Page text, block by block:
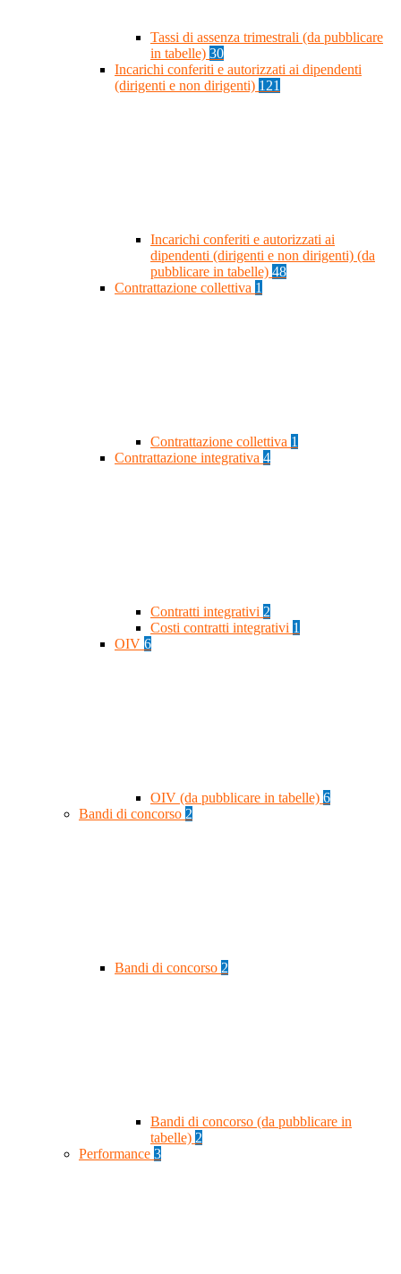
Tassi di assenza trimestrali (da pubblicare
in tabelle) 30
Incarichi conferiti e autorizzati ai dipendenti
(dirigenti e non dirigenti) 121
Incarichi conferiti e autorizzati ai
dipendenti (dirigenti e non dirigenti) (da
pubblicare in tabelle) 48
Contrattazione collettiva 1
Contrattazione collettiva 1
Contrattazione integrativa 4
Contratti integrativi 2
Costi contratti integrativi 1
OIV 6
OIV (da pubblicare in tabelle) 6
Bandi di concorso 2
Bandi di concorso 2
Bandi di concorso (da pubblicare in
tabelle) 2
Performance 3